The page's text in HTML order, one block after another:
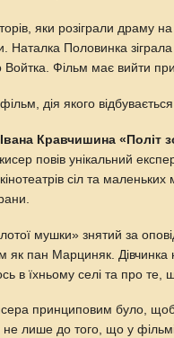
яки розіграли драму
Наталка Половинка
Войтка. Фільм має вийти
дія якого
Кравчишина «Політ
повів унікальний
кінотеатрів сіл та
мушки» знятий за
як пан Марциняк.
в їхньому селі та про те,
принциповим було, щоб
не лише до того, що у